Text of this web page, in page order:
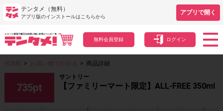
テンタメ（無料）
アプリ版のインストールはこちらから
アプリで開く
無料会員登録 ログイン
HOME > お買い物でためる > 商品詳細
735pt
サントリー
【ファミリーマート限定】ALL-FREE 350ml